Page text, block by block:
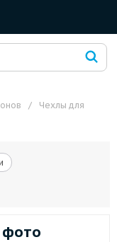
/
Чехлы для
фото